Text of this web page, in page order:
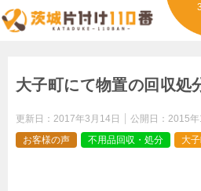
大子町にて物置の回収
更新日： 2017年3月14日 公開日： 2015年
お客様の声
不用品回収・処分 大